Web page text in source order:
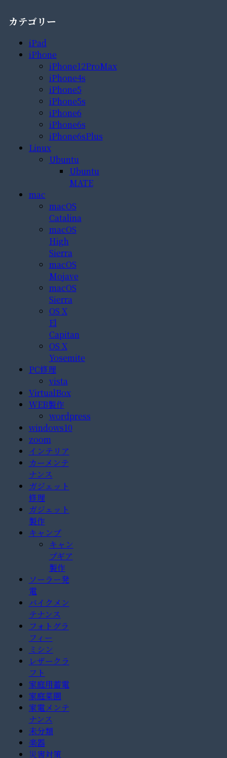
カテゴリー
iPad
iPhone
iPhone12ProMax
iPhone4s
iPhone5
iPhone5s
iPhone6
iPhone6s
iPhone6sPlus
Linux
Ubuntu
Ubuntu
MATE
mac
macOS
Catalina
macOS
High
Sierra
macOS
Mojave
macOS
Sierra
OS X
El
Capitan
OS X
Yosemite
PC修理
vista
VirtualBox
WEB製作
wordpress
windows10
zoom
インテリア
カーメンテ
ナンス
ガジェット
修理
ガジェット
製作
キャンプ
キャン
プギア
製作
ソーラー発
電
バイクメン
テナンス
フォトグラ
フィー
ミシン
レザークラ
フト
家庭用蓄電
家庭菜園
家電メンテ
ナンス
未分類
楽器
災害対策